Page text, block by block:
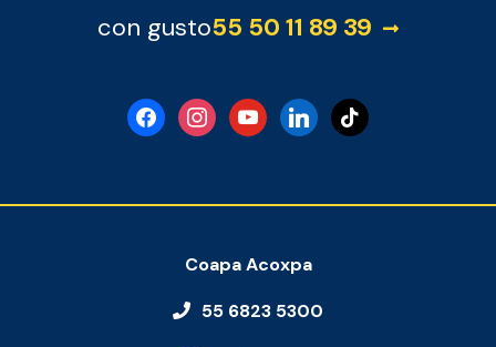
con gusto55 50 11 89 39
facebookinstagramyoutubelinkedintiktok
Coapa Acoxpa
55 6823 5300